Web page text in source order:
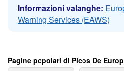
Informazioni valanghe:
Warning Services (EAWS)
Pagine popolari di Picos De